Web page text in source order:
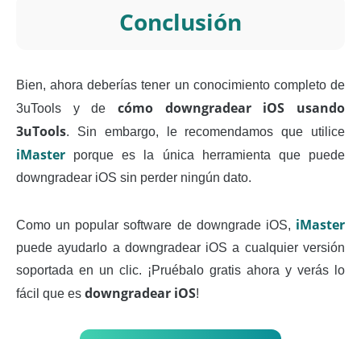
Conclusión
Bien, ahora deberías tener un conocimiento completo de
3uTools y de cómo downgradear iOS usando
3uTools. Sin embargo, le recomendamos que utilice
iMaster porque es la única herramienta que puede
downgradear iOS sin perder ningún dato.
Como un popular software de downgrade iOS, iMaster
puede ayudarlo a downgradear iOS a cualquier versión
soportada en un clic. ¡Pruébalo gratis ahora y verás lo
fácil que es downgradear iOS!